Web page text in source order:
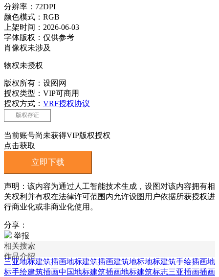
分辨率：72DPI
颜色模式：RGB
上架时间：2026-06-03
字体版权：仅供参考
肖像权未涉及
物权未授权
版权所有：设图网
授权类型：VIP可商用
授权方式： VRF授权协议
版权存证
当前账号尚未获得VIP版权授权
点击获取
立即下载
声明：该内容为通过人工智能技术生成，设图对该内容拥有相
关权利并有权在法律许可范围内允许设图用户依据所获授权进
行商业化或非商业化使用。
分享：
举报
相关搜索
作品介绍
三亚地标建筑插画地标建筑插画建筑地标地标建筑手绘插画地
标手绘建筑插画中国地标建筑插画地标建筑标志三亚插画插画